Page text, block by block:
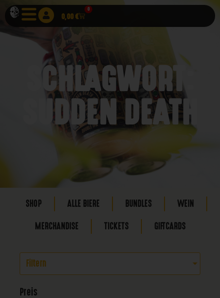
0,00€
0
SCHLAGWORT:
SUDDEN DEATH
SHOP ALLE BIERE BUNDLES WEIN
MERCHANDISE TICKETS GIFTCARDS
Filtern
Preis